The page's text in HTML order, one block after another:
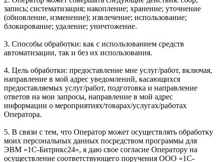
запись; систематизация; накопление; хранение; уточнение
(обновление, изменение); извлечение; использование;
блокирование; удаление; уничтожение.
3. Способы обработки: как с использованием средств
автоматизации, так и без их использования.
4. Цель обработки: предоставление мне услуг/работ, включая,
направление в мой адрес уведомлений, касающихся
предоставляемых услуг/работ, подготовка и направление
ответов на мои запросы, направление в мой адрес
информации о мероприятиях/товарах/услугах/работах
Оператора.
5. В связи с тем, что Оператор может осуществлять обработку
моих персональных данных посредством программы для
ЭВМ «1С-Битрикс24», я даю свое согласие Оператору на
осуществление соответствующего поручения ООО «1С-